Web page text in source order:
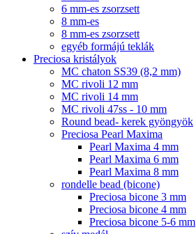
6 mm-es zsorzsett
8 mm-es
8 mm-es zsorzsett
egyéb formájú teklák
Preciosa kristályok
MC chaton SS39 (8,2 mm)
MC rivoli 12 mm
MC rivoli 14 mm
MC rivoli 47ss - 10 mm
Round bead- kerek gyöngyök
Preciosa Pearl Maxima
Pearl Maxima 4 mm
Pearl Maxima 6 mm
Pearl Maxima 8 mm
rondelle bead (bicone)
Preciosa bicone 3 mm
Preciosa bicone 4 mm
Preciosa bicone 5-6 mm